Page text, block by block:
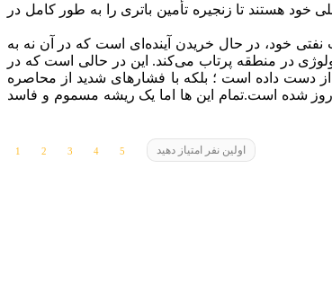
هستند تا زنجیره تأمین باتری را به طور کامل در
خود، در حال خریدن آینده‌ای است که در آن نه به
در منطقه پرتاب می‌کند. این در حالی است که در
از دست داده است ؛ بلکه با فشارهای شدید از محاصره
نیز به طور سرسام آوری افزایش یافته به نحوی که منجر به کسری 25 تا 30 میلیون لیتری در روز شده است.تمام این ها اما یک ریشه مسموم و فاسد
اولین نفر امتیاز دهید